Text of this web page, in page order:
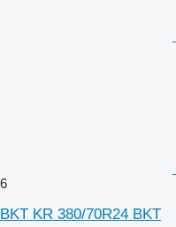
6
BKT KR 380/70R24 BKT